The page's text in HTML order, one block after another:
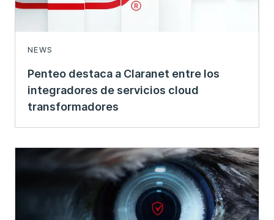
NEWS
Penteo destaca a Claranet entre los
integradores de servicios cloud
transformadores